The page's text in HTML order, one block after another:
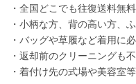
・全国どこでも往復送料無料
・小柄な方、背の高い方、
・バッグや草履など着用に
・返却前のクリーニングも
・着付け先の式場や美容室